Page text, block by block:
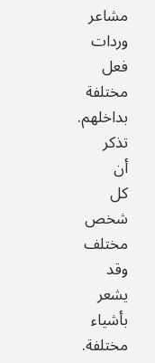
مشاعر
وردات
فعل
مختلفة
بداخلهم.
تذكر
أن
كل
شخص
مختلف
وقد
يشعر
بأشياء
مختلفة.